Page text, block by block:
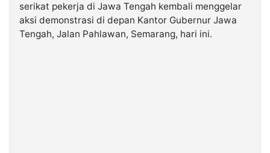
Kabarbaru.co
serikat pekerja di Jawa Tengah kembali menggelar
aksi demonstrasi di depan Kantor Gubernur Jawa
Tengah, Jalan Pahlawan, Semarang, hari ini.